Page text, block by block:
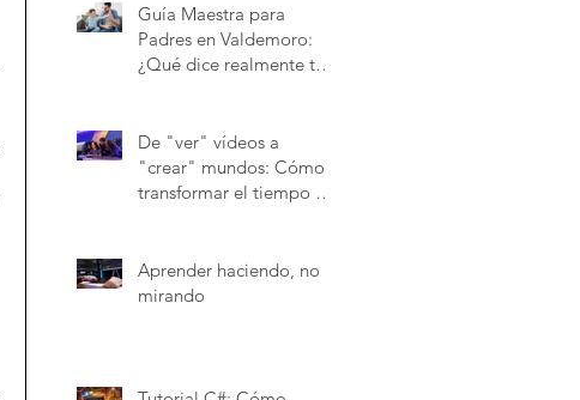
Guía Maestra para
Padres en Valdemoro:
¿Qué dice realmente tu
Completo)
De "ver" vídeos a
"crear" mundos: Cómo
transformar el tiempo de
Aprender haciendo, no
mirando